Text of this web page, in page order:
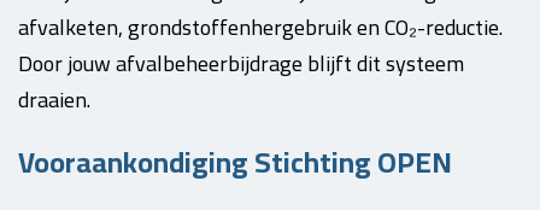
afvalketen, grondstoffenhergebruik en CO₂-reductie.
Door jouw afvalbeheerbijdrage blijft dit systeem
draaien.
Vooraankondiging Stichting OPEN